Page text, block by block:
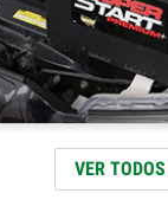
VER